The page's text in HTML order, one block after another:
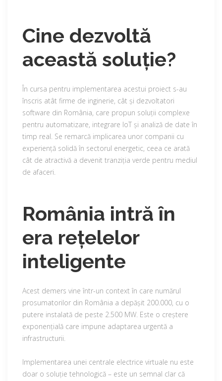
Cine dezvoltă
această soluție?
În cursa pentru implementarea acestui proiect s-au
înscris atât firme de inginerie, cât și dezvoltatori
software din România, care propun soluții complexe
pentru automatizare, integrare IoT și analiză de date în
timp real. Se remarcă implicarea unor companii cu
experiență solidă în sectorul energetic, ceea ce arată
cât de atractivă a devenit tranziția verde pentru mediul
de afaceri.
România intră în
era rețelelor
inteligente
Acest demers vine într-un context în care numărul
prosumatorilor din România a depășit 200.000, cu o
putere instalată de peste 2.500 MW. Este o creștere
exponențială care impune adaptarea urgentă a
infrastructurii.
Implementarea unei centrale electrice virtuale nu este
doar o soluție tehnologică – este un semnal clar că